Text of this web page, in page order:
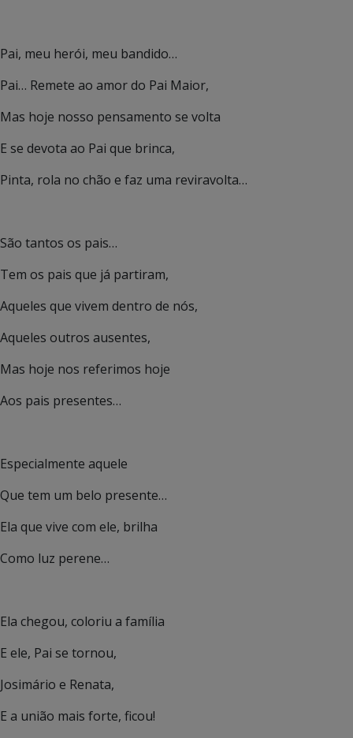
Pai, meu herói, meu bandido…
Pai… Remete ao amor do Pai Maior,
Mas hoje nosso pensamento se volta
E se devota ao Pai que brinca,
Pinta, rola no chão e faz uma reviravolta…
São tantos os pais…
Tem os pais que já partiram,
Aqueles que vivem dentro de nós,
Aqueles outros ausentes,
Mas hoje nos referimos hoje
Aos pais presentes…
Especialmente aquele
Que tem um belo presente…
Ela que vive com ele, brilha
Como luz perene…
Ela chegou, coloriu a família
E ele, Pai se tornou,
Josimário e Renata,
E a união mais forte, ficou!